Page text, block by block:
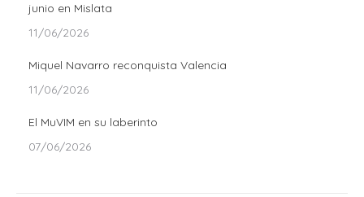
junio en Mislata
11/06/2026
Miquel Navarro reconquista Valencia
11/06/2026
El MuVIM en su laberinto
07/06/2026